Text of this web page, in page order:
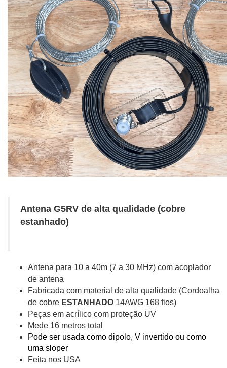
Antena G5RV de alta qualidade (cobre
estanhado)
Antena para 10 a 40m (7 a 30 MHz) com acoplador
de antena
Fabricada com material de alta qualidade (Cordoalha
de cobre ESTANHADO 14AWG 168 fios)
Peças em acrílico com proteção UV
Mede 16 metros total
Pode ser usada como dipolo, V invertido ou como
uma sloper
Feita nos USA